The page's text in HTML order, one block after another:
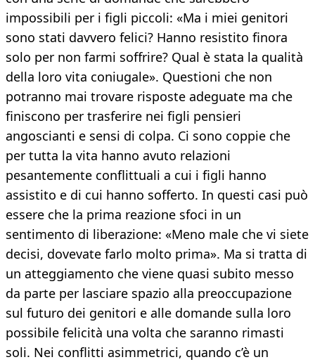
impossibili per i figli piccoli: «Ma i miei genitori
sono stati davvero felici? Hanno resistito finora
solo per non farmi soffrire? Qual è stata la qualità
della loro vita coniugale». Questioni che non
potranno mai trovare risposte adeguate ma che
finiscono per trasferire nei figli pensieri
angoscianti e sensi di colpa. Ci sono coppie che
per tutta la vita hanno avuto relazioni
pesantemente conflittuali a cui i figli hanno
assistito e di cui hanno sofferto. In questi casi può
essere che la prima reazione sfoci in un
sentimento di liberazione: «Meno male che vi siete
decisi, dovevate farlo molto prima». Ma si tratta di
un atteggiamento che viene quasi subito messo
da parte per lasciare spazio alla preoccupazione
sul futuro dei genitori e alle domande sulla loro
possibile felicità una volta che saranno rimasti
soli. Nei conflitti asimmetrici, quando c’è un